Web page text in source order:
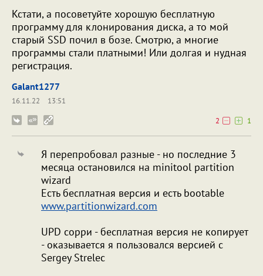
Кстати, а посоветуйте хорошую бесплатную
программу для клонирования диска, а то мой
старый SSD почил в бозе. Смотрю, а многие
программы стали платными! Или долгая и нудная
регистрация.
Galant1277
16.11.22
13:51
2
1
Я перепробовал разные - но последние 3
месяца остановился на minitool partition
wizard
Есть бесплатная версия и есть bootable
www.partitionwizard.com
UPD сорри - бесплатная версия не копирует
- оказывается я пользовался версией с
Sergey Strelec